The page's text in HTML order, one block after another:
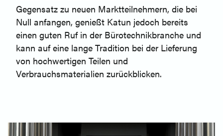
Gegensatz zu neuen Marktteilnehmern, die bei
Null anfangen, genießt Katun jedoch bereits
einen guten Ruf in der Bürotechnikbranche und
kann auf eine lange Tradition bei der Lieferung
von hochwertigen Teilen und
Verbrauchsmaterialien zurückblicken.